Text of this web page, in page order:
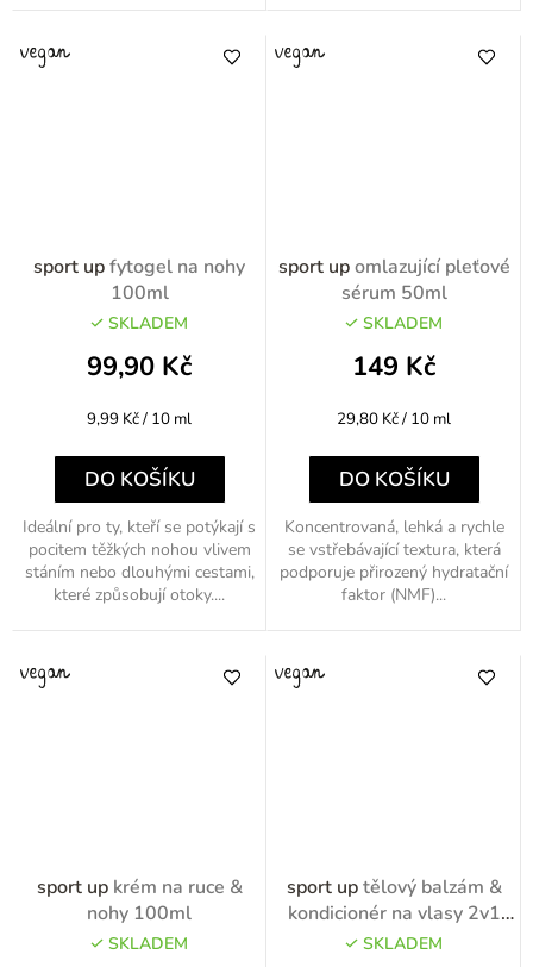
sport upfytogel na nohy
100ml
SKLADEM
99,90 Kč
Měrná
9,99 Kč / 10 ml
DO KOŠÍKU
Ideální pro ty, kteří se potýkají s
pocitem těžkých nohou vlivem
stáním nebo dlouhými cestami,
které způsobují otoky....
sport upomlazující pleťové
sérum 50ml
SKLADEM
149 Kč
Měrná
29,80 Kč / 10 ml
DO KOŠÍKU
Koncentrovaná, lehká a rychle
se vstřebávající textura, která
podporuje přirozený hydratační
faktor (NMF)...
sport up krém na ruce &
nohy 100ml
SKLADEM
sport uptělový balzám &
kondicionér na vlasy 2v1
200ml
SKLADEM